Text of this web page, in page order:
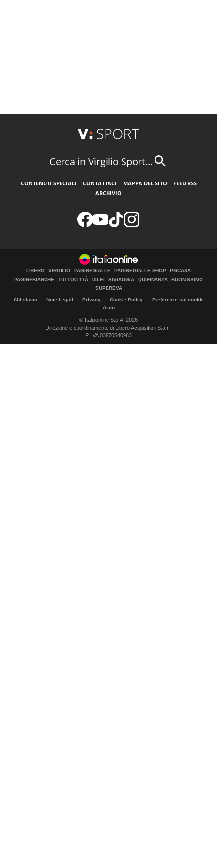
Cerca in Virgilio Sport...
CONTENUTI SPECIALI CONTATTACI MAPPA DEL SITO
FEED RSS
ARCHIVIO
LIBERO VIRGILIO PAGINEGIALLE PAGINEGIALLE SHOP
PGCASA
PAGINEBIANCHE
TUTTOCITTÀ DILEI SIVIAGGIA QUIFINANZA
BUONISSIMO
SUPEREVA
Chi siamo Note Legali Privacy Cookie Policy
Preferenze sui cookie
Aiuto
© Italiaonline S.p.A. 2026
Direzione e coordinamento di Libero Acquisition S.á r.l.
P. IVA 03970540963